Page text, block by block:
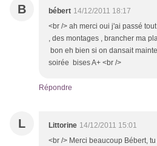
B bébert 14/12/2011 18:17
<br /> ah merci oui j'ai passé
, des montages , brancher ma
bon eh bien si on dansait
soirée bises A+ <br />
Répondre
L Littorine 14/12/2011 15:01
<br /> Merci beaucoup Bébert,